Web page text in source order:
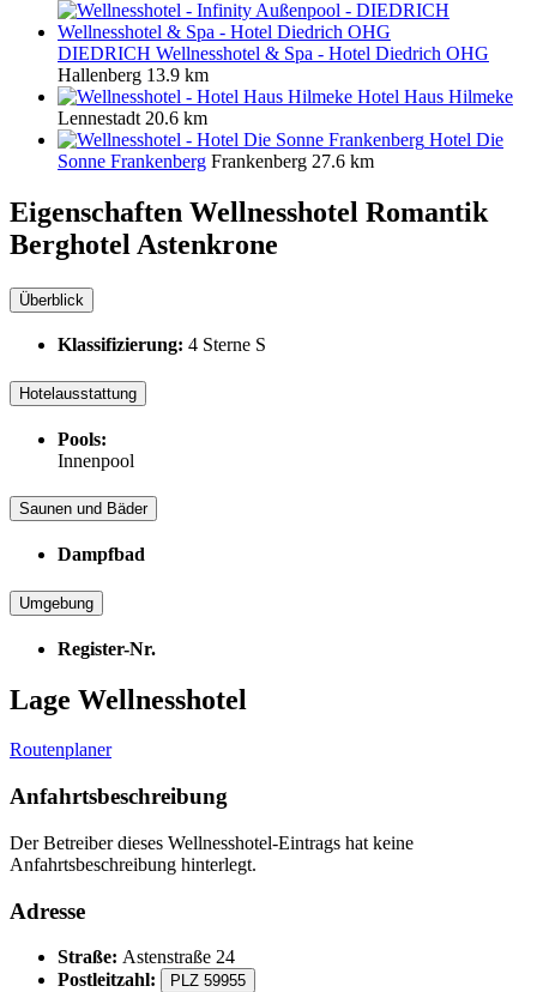
DIEDRICH Wellnesshotel & Spa - Hotel Diedrich OHG
Hallenberg 13.9 km
Hotel Haus Hilmeke
Lennestadt 20.6 km
Hotel Die
Sonne Frankenberg Frankenberg 27.6 km
Eigenschaften Wellnesshotel Romantik
Berghotel Astenkrone
Überblick
Klassifizierung: 4 Sterne S
Hotelausstattung
Pools:
Innenpool
Saunen und Bäder
Dampfbad
Umgebung
Register-Nr.
Lage Wellnesshotel
Routenplaner
Anfahrtsbeschreibung
Der Betreiber dieses Wellnesshotel-Eintrags hat keine
Anfahrtsbeschreibung hinterlegt.
Adresse
Straße: Astenstraße 24
Postleitzahl:
PLZ 59955